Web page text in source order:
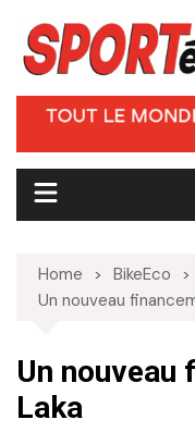
content
Home
BikeEco
Un nouveau
Un nouveau
Laka